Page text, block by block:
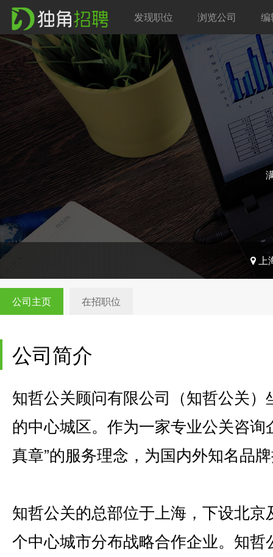
发现职位 浏览公司 编
公司主页 在招职位
公司简介
知哲公关顾问有限公司（知哲公关
的中心城区。作为一家专业公关咨
真章”的服务理念，为国内外知名品
知哲公关的总部位于上海，下设北
个中心城市分布战略合作企业。知